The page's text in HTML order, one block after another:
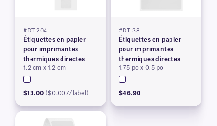
#DT-204
Étiquettes en papier
pour imprimantes
thermiques directes
1,2 cm x 1,2 cm
$13.00 ($0.007/label)
#DT-38
Étiquettes en papier
pour imprimantes
thermiques directes
1,75 po x 0,5 po
$46.90